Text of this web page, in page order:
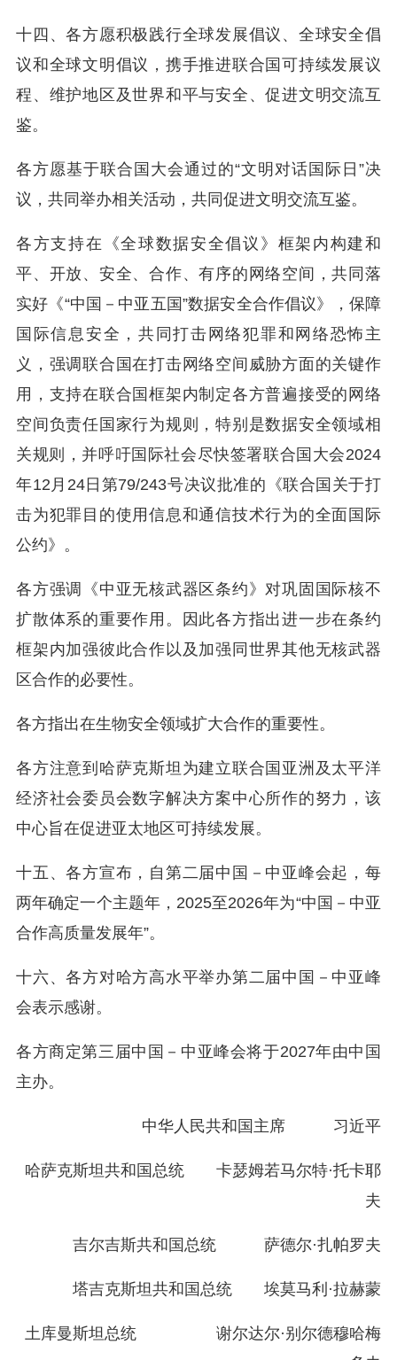
十四、各方愿积极践行全球发展倡议、全球安全倡
议和全球文明倡议，携手推进联合国可持续发展议
程、维护地区及世界和平与安全、促进文明交流互
鉴。
各方愿基于联合国大会通过的“文明对话国际日”决
议，共同举办相关活动，共同促进文明交流互鉴。
各方支持在《全球数据安全倡议》框架内构建和
平、开放、安全、合作、有序的网络空间，共同落
实好《“中国－中亚五国”数据安全合作倡议》，保障
国际信息安全，共同打击网络犯罪和网络恐怖主
义，强调联合国在打击网络空间威胁方面的关键作
用，支持在联合国框架内制定各方普遍接受的网络
空间负责任国家行为规则，特别是数据安全领域相
关规则，并呼吁国际社会尽快签署联合国大会2024
年12月24日第79/243号决议批准的《联合国关于打
击为犯罪目的使用信息和通信技术行为的全面国际
公约》。
各方强调《中亚无核武器区条约》对巩固国际核不
扩散体系的重要作用。因此各方指出进一步在条约
框架内加强彼此合作以及加强同世界其他无核武器
区合作的必要性。
各方指出在生物安全领域扩大合作的重要性。
各方注意到哈萨克斯坦为建立联合国亚洲及太平洋
经济社会委员会数字解决方案中心所作的努力，该
中心旨在促进亚太地区可持续发展。
十五、各方宣布，自第二届中国－中亚峰会起，每
两年确定一个主题年，2025至2026年为“中国－中亚
合作高质量发展年”。
十六、各方对哈方高水平举办第二届中国－中亚峰
会表示感谢。
各方商定第三届中国－中亚峰会将于2027年由中国
主办。
中华人民共和国主席 习近平
哈萨克斯坦共和国总统 卡瑟姆若马尔特·托卡耶
夫
吉尔吉斯共和国总统 萨德尔·扎帕罗夫
塔吉克斯坦共和国总统 埃莫马利·拉赫蒙
土库曼斯坦总统 谢尔达尔·别尔德穆哈梅